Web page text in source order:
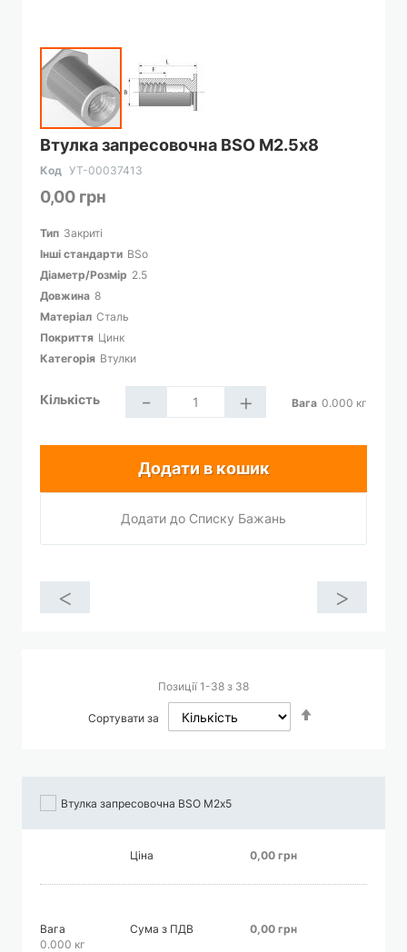
Втулка запресовочна BSO М2.5х8
Код УТ-00037413
0,00 грн
Тип Закриті
Інші стандарти BSo
Діаметр/Розмір 2.5
Довжина 8
Матеріал Сталь
Покриття Цинк
Категорія Втулки
Кількість - + Вага 0.000 кг
Додати в кошик
Додати до Списку Бажань
Перейти
до
початку
зображень
< >
Позиції1 -38 з 38
Сортувати за
Втулка запресовочна BSO М2х5
Ціна 0,00 грн
Вага
0.000 кг
Сума з ПДВ 0,00 грн